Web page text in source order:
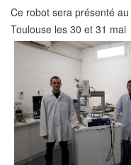
Ce robot sera présenté
Toulouse les 30 et 31 mai